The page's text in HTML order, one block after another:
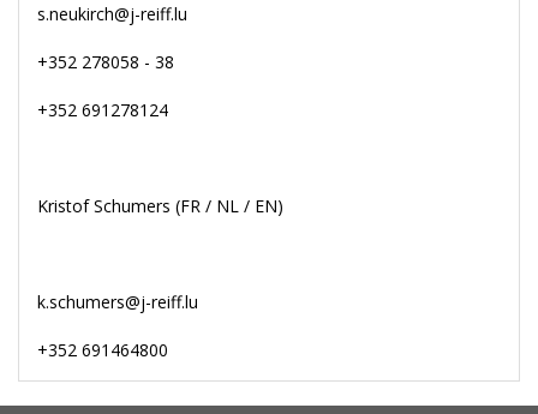
s.neukirch@j-reiff.lu
+352 278058 - 38
+352 691278124
Kristof Schumers (FR / NL / EN)
k.schumers@j-reiff.lu
+352 691464800